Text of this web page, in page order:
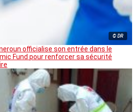
© DR
officialise son entrée dans le
Fund pour renforcer sa sécurité